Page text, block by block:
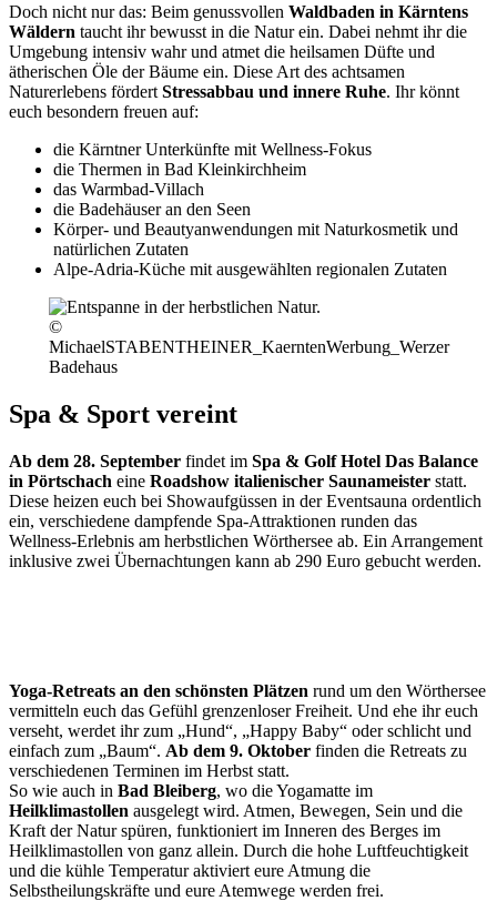
Doch nicht nur das: Beim genussvollen Waldbaden in Kärntens
Wäldern taucht ihr bewusst in die Natur ein. Dabei nehmt ihr die
Umgebung intensiv wahr und atmet die heilsamen Düfte und
ätherischen Öle der Bäume ein. Diese Art des achtsamen
Naturerlebens fördert Stressabbau und innere Ruhe. Ihr könnt
euch besondern freuen auf:
die Kärntner Unterkünfte mit Wellness-Fokus
die Thermen in Bad Kleinkirchheim
das Warmbad-Villach
die Badehäuser an den Seen
Körper- und Beautyanwendungen mit Naturkosmetik und
natürlichen Zutaten
Alpe-Adria-Küche mit ausgewählten regionalen Zutaten
©
MichaelSTABENTHEINER_KaerntenWerbung_Werzer
Badehaus
Spa & Sport vereint
Ab dem 28. September findet im Spa & Golf Hotel Das Balance
in Pörtschach eine Roadshow italienischer Saunameister statt.
Diese heizen euch bei Showaufgüssen in der Eventsauna ordentlich
ein, verschiedene dampfende Spa-Attraktionen runden das
Wellness-Erlebnis am herbstlichen Wörthersee ab. Ein Arrangement
inklusive zwei Übernachtungen kann ab 290 Euro gebucht werden.
Yoga-Retreats an den schönsten Plätzen rund um den Wörthersee
vermitteln euch das Gefühl grenzenloser Freiheit. Und ehe ihr euch
verseht, werdet ihr zum „Hund“, „Happy Baby“ oder schlicht und
einfach zum „Baum“. Ab dem 9. Oktober finden die Retreats zu
verschiedenen Terminen im Herbst statt.
So wie auch in Bad Bleiberg, wo die Yogamatte im
Heilklimastollen ausgelegt wird. Atmen, Bewegen, Sein und die
Kraft der Natur spüren, funktioniert im Inneren des Berges im
Heilklimastollen von ganz allein. Durch die hohe Luftfeuchtigkeit
und die kühle Temperatur aktiviert eure Atmung die
Selbstheilungskräfte und eure Atemwege werden frei.